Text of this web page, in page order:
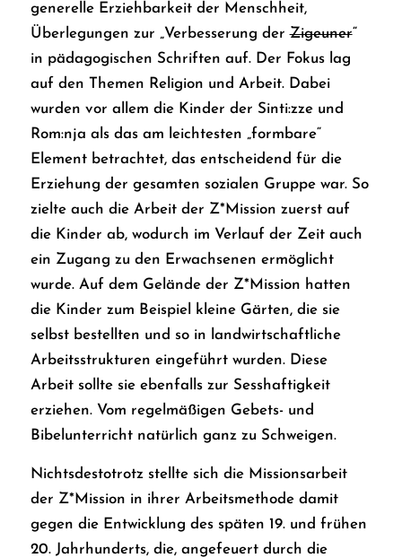
generelle Erziehbarkeit der Menschheit,
Überlegungen zur „Verbesserung derZigeuner“
in pädagogischen Schriften auf. Der Fokus lag
auf den Themen Religion und Arbeit. Dabei
wurden vor allem die Kinder der Sinti:zze und
Rom:nja als das am leichtesten „formbare“
Element betrachtet, das entscheidend für die
Erziehung der gesamten sozialen Gruppe war. So
zielte auch die Arbeit der Z*Mission zuerst auf
die Kinder ab, wodurch im Verlauf der Zeit auch
ein Zugang zu den Erwachsenen ermöglicht
wurde. Auf dem Gelände der Z*Mission hatten
die Kinder zum Beispiel kleine Gärten, die sie
selbst bestellten und so in landwirtschaftliche
Arbeitsstrukturen eingeführt wurden. Diese
Arbeit sollte sie ebenfalls zur Sesshaftigkeit
erziehen. Vom regelmäßigen Gebets- und
Bibelunterricht natürlich ganz zu Schweigen.
Nichtsdestotrotz stellte sich die Missionsarbeit
der Z*Mission in ihrer Arbeitsmethode damit
gegen die Entwicklung des späten 19. und frühen
20. Jahrhunderts, die, angefeuert durch die